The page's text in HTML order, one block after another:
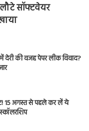
सॉफ्टवेयर
देरी की वजह पेपर लीक विवाद?
15 अगस्त से पहले कर लें ये